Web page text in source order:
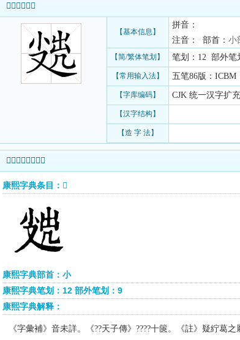
𡮖字基本信息
【基本信息】
拼音：
注音： 部首： 小
【简/繁体笔划】 笔划：12 部外笔
【常用输入法】 五笔86版：ICBM
【字库编码】 CJK 统一汉字扩
【汉字结构】
【造 字 法】
𡮖字康熙字典查询
康熙字典条目：𡮖
康熙字典部首：小
康熙字典笔划：12 部外笔划：9
康熙字典解释：
《字彙補》音未詳。《??天子傳》 ????十篋。《註》疑紵葛之